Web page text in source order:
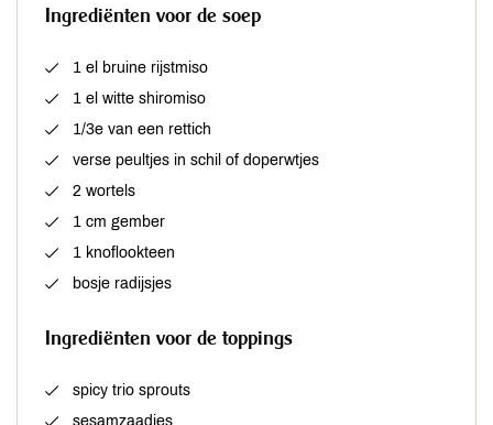
Ingrediënten voor de soep
1 el bruine rijstmiso
1 el witte shiromiso
1/3e van een rettich
verse peultjes in schil of doperwtjes
2 wortels
1 cm gember
1 knoflookteen
bosje radijsjes
Ingrediënten voor de toppings
spicy trio sprouts
sesamzaadjes